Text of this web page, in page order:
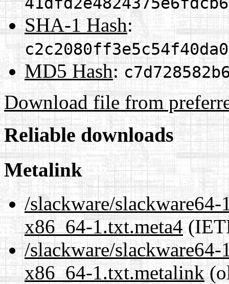
SHA-1 Hash:
MD5 Hash:
Download file from
Reliable downloads
Metalink
/slackware/
x86_64-1.txt.meta4
/slackware/
x86_64-1.txt.metalink